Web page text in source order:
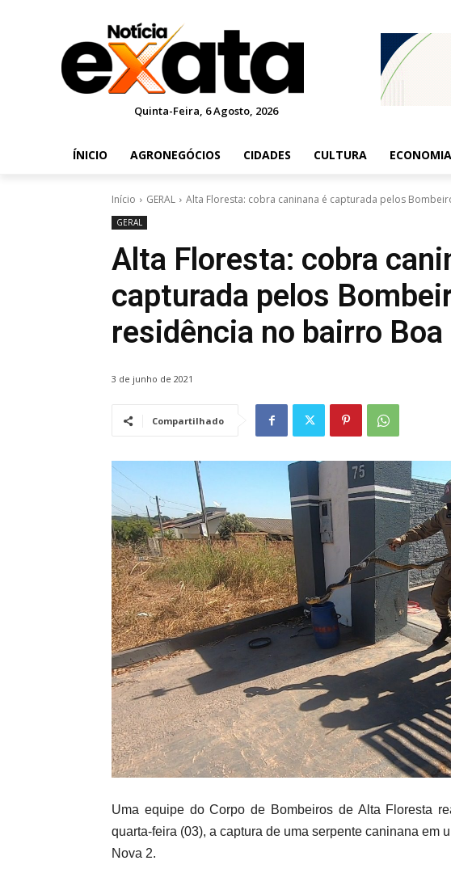
Quinta-Feira, 6 Agosto, 2026
ÍNICIO AGRONEGÓCIOS CIDADES CULTURA ECONOMIA
Início GERAL Alta Floresta: cobra caninana é capturada pelos
GERAL
Alta Floresta: cobra
capturada pelos
residência no bairro Boa
3 de junho de 2021
Compartilhado
Uma equipe do Corpo de Bombeiros de Alta Floresta
quarta-feira (03), a captura de uma serpente caninana em
Nova 2.